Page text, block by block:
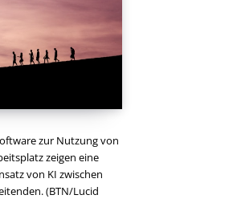
zur Nutzung von
zeigen eine
von KI zwischen
(BTN/Lucid